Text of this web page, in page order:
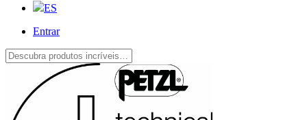
ES
account
Entrar